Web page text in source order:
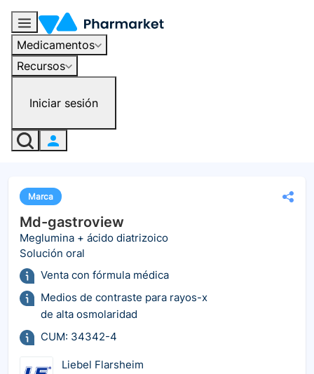
Medicamentos
Recursos
Iniciar sesión
Marca
Md-gastroview
Meglumina + ácido diatrizoico
Solución oral
Venta con fórmula médica
Medios de contraste para rayos-x
de alta osmolaridad
CUM: 34342-4
Liebel Flarsheim